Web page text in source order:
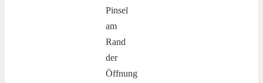
Pinsel
am
Rand
der
Öffnung